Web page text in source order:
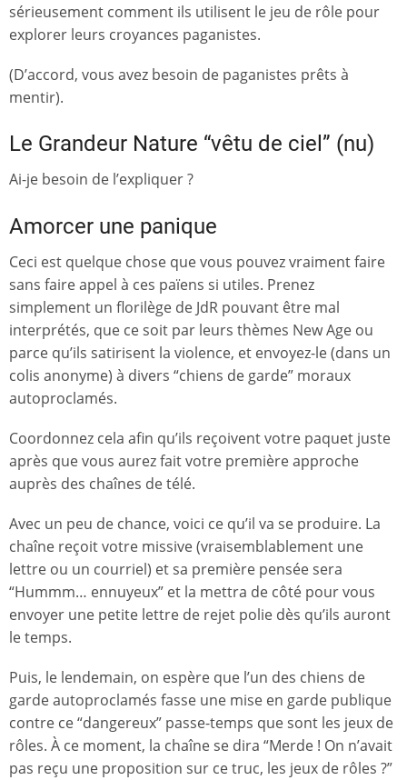
sérieusement comment ils utilisent le jeu de rôle pour
explorer leurs croyances paganistes.
(D’accord, vous avez besoin de paganistes prêts à
mentir).
Le Grandeur Nature “vêtu de ciel” (nu)
Ai-je besoin de l’expliquer ?
Amorcer une panique
Ceci est quelque chose que vous pouvez vraiment faire
sans faire appel à ces païens si utiles. Prenez
simplement un florilège de JdR pouvant être mal
interprétés, que ce soit par leurs thèmes New Age ou
parce qu’ils satirisent la violence, et envoyez-le (dans un
colis anonyme) à divers “chiens de garde” moraux
autoproclamés.
Coordonnez cela afin qu’ils reçoivent votre paquet juste
après que vous aurez fait votre première approche
auprès des chaînes de télé.
Avec un peu de chance, voici ce qu’il va se produire. La
chaîne reçoit votre missive (vraisemblablement une
lettre ou un courriel) et sa première pensée sera
“Hummm… ennuyeux” et la mettra de côté pour vous
envoyer une petite lettre de rejet polie dès qu’ils auront
le temps.
Puis, le lendemain, on espère que l’un des chiens de
garde autoproclamés fasse une mise en garde publique
contre ce “dangereux” passe-temps que sont les jeux de
rôles. À ce moment, la chaîne se dira “Merde ! On n’avait
pas reçu une proposition sur ce truc, les jeux de rôles ?”